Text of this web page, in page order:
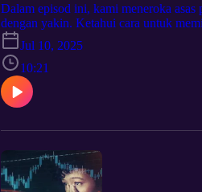
Dalam episod ini, kami meneroka
dengan yakin. Ketahui cara untuk
jangka panjang. Wawasan utama
mengehadkan risiko setiap dagangan.
disiplin emosi sambil menguruskan
episod ini padat dengan strategi yang
depan kewangan anda hari ini! Untuk
Jul 10, 2025
10:21